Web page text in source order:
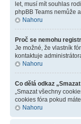
let, musí mít souhlas
phpBB Teams nemůže
Nahoru
Proč se nemohu
Je možné, že vlastník
kontaktuje
Nahoru
Co dělá odkaz
„Smazat všechny
cookies fóra pokud
Nahoru